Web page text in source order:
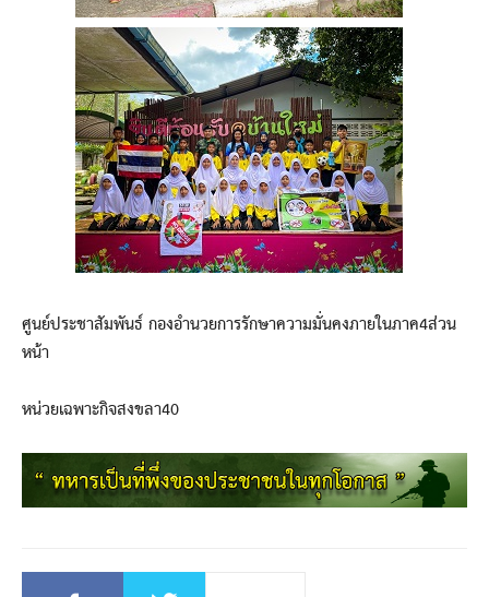
ศูนย์ประชาสัมพันธ์ กองอำนวยการรักษาความมั่นคงภายในภาค4ส่วน
หน้า
หน่วยเฉพาะกิจสงขลา40